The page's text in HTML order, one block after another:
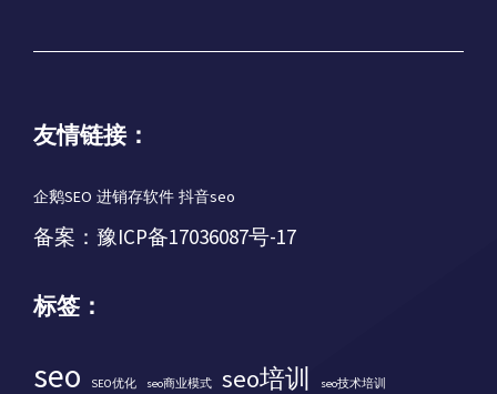
友情链接：
企鹅SEO 进销存软件 抖音seo
备案： 豫ICP备17036087号-17
标签：
seo SEO优化 seo商业模式 seo培训 seo技术培训